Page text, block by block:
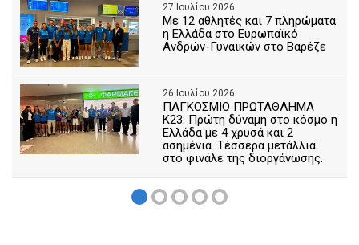
27 Ιουλίου 2026
Με 12 αθλητές και 7 πληρώματα
η Ελλάδα στο Ευρωπαϊκό
Ανδρών-Γυναικών στο Βαρέζε
26 Ιουλίου 2026
ΠΑΓΚΟΣΜΙΟ ΠΡΩΤΑΘΛΗΜΑ
Κ23: Πρώτη δύναμη στο κόσμο η
Ελλάδα με 4 χρυσά και 2
ασημένια. Τέσσερα μετάλλια
στο φινάλε της διοργάνωσης.